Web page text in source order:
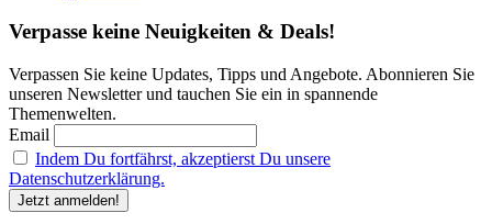
Verpasse keine Neuigkeiten & Deals!
Verpassen Sie keine Updates, Tipps und Angebote. Abonnieren Sie
unseren Newsletter und tauchen Sie ein in spannende
Themenwelten.
Email
Indem Du fortfährst, akzeptierst Du unsere
Datenschutzerklärung.